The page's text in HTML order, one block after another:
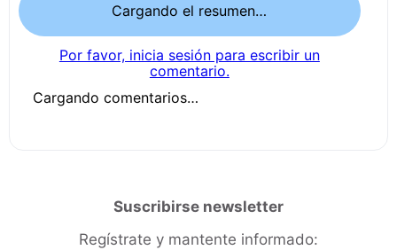
Cargando el resumen…
Por favor, inicia sesión para escribir un
comentario.
Cargando comentarios…
Suscribirse newsletter
Regístrate y mantente informado: